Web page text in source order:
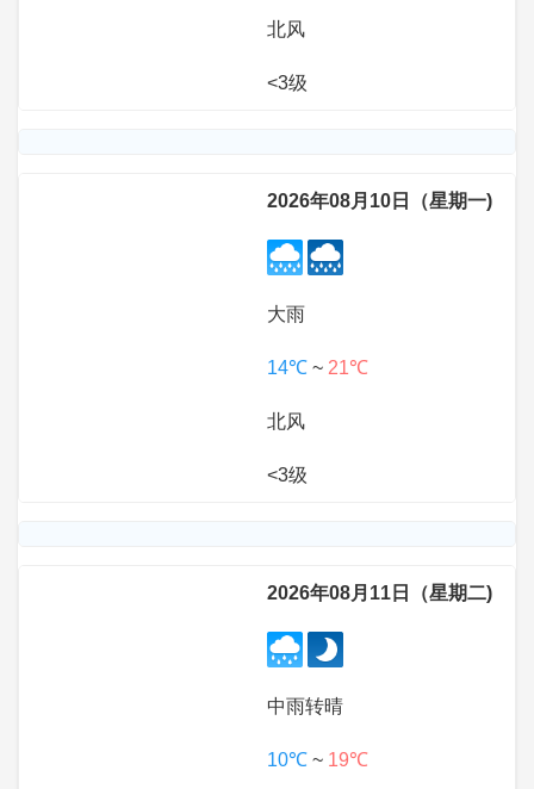
北风
<3级
2026年08月10日（星期一)
大雨
14℃ ~ 21℃
北风
<3级
2026年08月11日（星期二)
中雨转晴
10℃ ~ 19℃